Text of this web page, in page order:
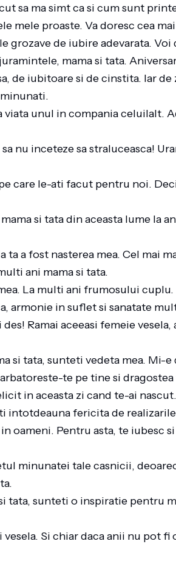
sa ma simt ca si cum sunt
mele proaste. Va doresc cea
grozave de iubire adevarata.
mama si tata.
de iubitoare si de cinstita. Iar de
viata unul in compania celuilalt.
nu inceteze sa straluceasca!
care le-ati facut pentru noi.
si tata din aceasta lume la
a fost nasterea mea. Cel mai
ani mama si tata.
La multi ani frumosului cuplu.
armonie in suflet si sanatate
Ramai aceeasi femeie
si tata, sunteti vedeta mea. Mi-e
te pe tine si dragostea
in aceasta zi cand te-ai
intotdeauna fericita de
oameni. Pentru asta, te iubesc
minunatei tale casnicii,
tata, sunteti o inspiratie pentru
Si chiar daca anii nu pot